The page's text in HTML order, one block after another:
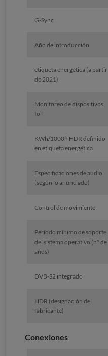
G-Sync
Año de introducción
etiqueta energética (a partir
de 2021)
Monitoreo de dispositivos
IoT
KWh/1000h HDR definido
en etiqueta energética
Especificaciones de audio
(según lo anunciado)
Control de movimiento
Período mínimo de soporte
del sistema operativo (nº de
años)
DVB-S2 integrado
HDR (designación del
fabricante)
Conexiones